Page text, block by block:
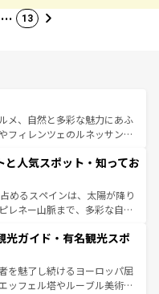
… 13
メ、自然と多彩な魅力にあふ
フィレンツェのルネッサンス
園風景やアマルフィ海岸の絶
い。観光の合間には、本場の
タリア料理を堪能することも
るまで、すべての瞬間を楽し
コンテンツ一覧を参照してほ
と人気スポット・知ってお
めるスペインは、太陽が降り
レネー山脈まで、多彩な自然
熱的なフラメンコ、熱気あふ
パスが生活の一部となってい
れた雰囲気や、バルセロナの
方では古代ローマ遺跡や中世
光ガイド・有名観光スポ
を魅了し続けるヨーロッパ屈
ッフェル塔やルーブル美術館